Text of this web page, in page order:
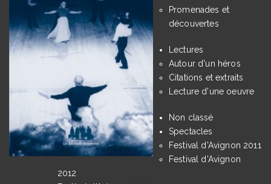
Promenades et
découvertes
Lectures
Autour d'un héros
Citations et extraits
Lecture d'une oeuvre
Non classé
Spectacles
Festival d'Avignon 2011
Festival d'Avignon
2012